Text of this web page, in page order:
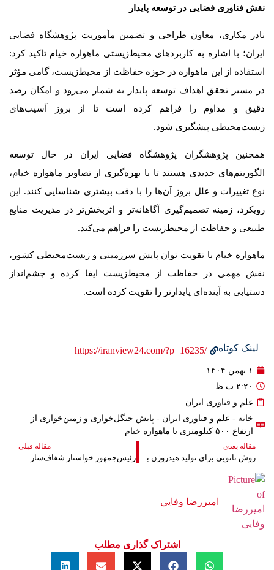
نقش فناوری فضایی در توسعه پایدار
نادر مکاری، معاون طراحی و تضمین مأموریت پژوهشگاه فضایی
ایران؛ با اشاره به کاربردهای محیط‌زیستی ماهواره خیام تاکید کرد:
استفاده از این ماهواره در حوزه حفاظت از محیط‌زیست، گامی مؤثر
در مسیر تحقق اهداف توسعه پایدار به شمار می‌رود و امکان رصد
دقیق و مداوم را فراهم کرده است تا از بروز آسیب‌های
زیست‌محیطی پیشگیری شود.
همچنین پژوهشگران پژوهشگاه فضایی ایران در حال توسعه
الگوریتم‌های جدیدی هستند تا با بهره‌گیری از تصاویر ماهواره خیام،
نوع تغییرات و علل بروز آن‌ها را با دقت بیشتری شناسایی کنند. این
رویکرد، زمینه تصمیم‌گیری آگاهانه‌تر و اثربخش‌تر در مدیریت منابع
طبیعی و حفاظت از محیط‌زیست را فراهم می‌کند.
ماهواره خیام با تقویت توان پایش سرزمینی و زیست‌محیطی کشور،
نقش مهمی در حفاظت از محیط‌زیست ایفا کرده و چشم‌انداز
دستیابی به آینده‌ای پایدارتر را تقویت کرده است.
لینک کوتاه /https://iranview24.com/?p=16235
۱ بهمن ۱۴۰۴
۲:۲۰ ب.ظ
علم و فناوری ایران
خانه - علم و فناوری ایران - پایش جنگل‌خواری و زمین‌خواری از
ارتفاع ۵۰۰ کیلومتری با ماهواره خیام
مقاله بعدی مقاله قبلی
امیررضا وفایی
اشتراک گذاری مطلب